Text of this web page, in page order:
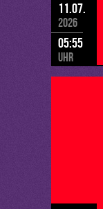
11.07.
2026
05:55
Uhr